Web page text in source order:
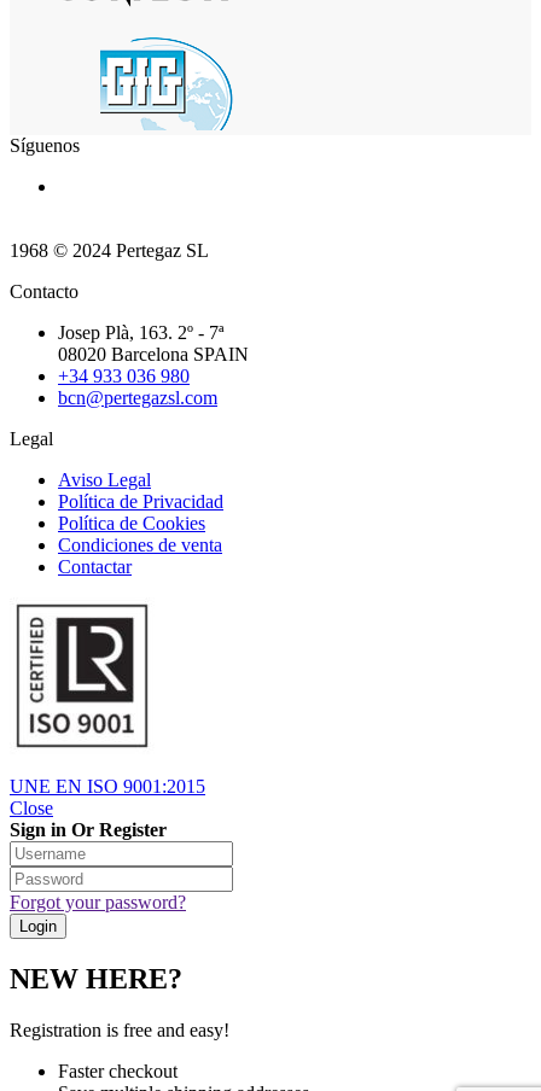
Síguenos
1968 © 2024 Pertegaz SL
Contacto
Josep Plà, 163. 2º - 7ª
08020 Barcelona SPAIN
+34 933 036 980
bcn@pertegazsl.com
Legal
Aviso Legal
Política de Privacidad
Política de Cookies
Condiciones de venta
Contactar
UNE EN ISO 9001:2015
Close
Sign in Or Register
Forgot your password?
NEW HERE?
Registration is free and easy!
Faster checkout